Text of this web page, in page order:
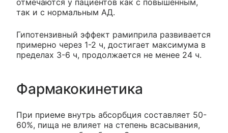
отмечаются у пациентов как с повышенным,
так и с нормальным АД.
Гипотензивный эффект рамиприла развивается
примерно через 1-2 ч, достигает максимума в
пределах 3-6 ч, продолжается не менее 24 ч.
Фармакокинетика
При приеме внутрь абсорбция составляет 50-
60%, пища не влияет на степень всасывания,